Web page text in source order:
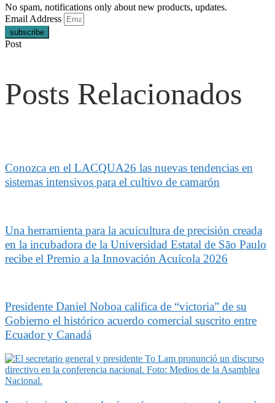
No spam, notifications only about new products, updates.
Email Address
subscribe
Post
Posts Relacionados
Conozca en el LACQUA26 las nuevas tendencias en
sistemas intensivos para el cultivo de camarón
Una herramienta para la acuicultura de precisión creada
en la incubadora de la Universidad Estatal de São Paulo
recibe el Premio a la Innovación Acuícola 2026
Presidente Daniel Noboa califica de “victoria” de su
Gobierno el histórico acuerdo comercial suscrito entre
Ecuador y Canadá